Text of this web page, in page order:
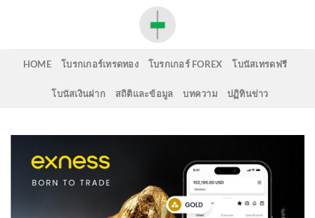
HOME โบรกเกอร์เทรดทอง โบรกเกอร์ FOREX โบนัสเทรดฟรี
โบนัสเงินฝาก สถิติและข้อมูล บทความ ปฏิทินข่าว